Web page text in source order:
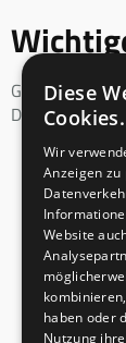
DSGVO
Diese
Cookies.
Wir
Anzeigen
Website
haben oder
Nutzung